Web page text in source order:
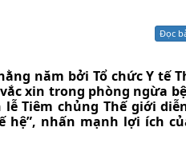
Đọc
năm bởi Tổ chức Y tế
xin trong phòng ngừa
Tiêm chủng Thế giới
hệ”, nhấn mạnh lợi ích